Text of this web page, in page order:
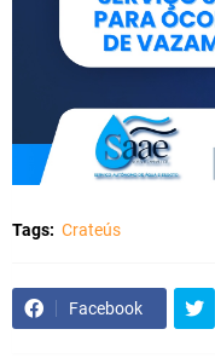
Tags: Crateús
Facebook